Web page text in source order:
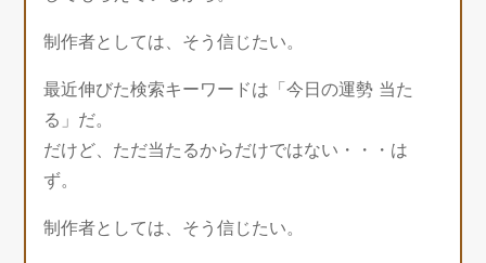
制作者としては、そう信じたい。
最近伸びた検索キーワードは「今日の運勢 当た
る」だ。
だけど、ただ当たるからだけではない・・・は
ず。
制作者としては、そう信じたい。